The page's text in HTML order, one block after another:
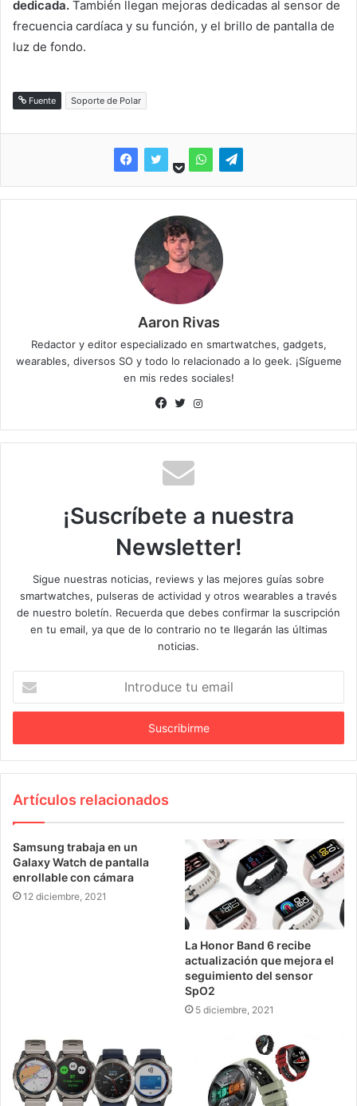
dedicada. También llegan mejoras dedicadas al sensor de
frecuencia cardíaca y su función, y el brillo de pantalla de
luz de fondo.
Fuente Soporte de Polar
Aaron Rivas
Redactor y editor especializado en smartwatches, gadgets,
wearables, diversos SO y todo lo relacionado a lo geek. ¡Sígueme
en mis redes sociales!
a
c
e
o
k
w
i
t
e
I
a
m
¡Suscríbete a nuestra
Newsletter!
Sigue nuestras noticias, reviews y las mejores guías sobre
smartwatches, pulseras de actividad y otros wearables a través
de nuestro boletín. Recuerda que debes confirmar la suscripción
en tu email, ya que de lo contrario no te llegarán las últimas
noticias.
t
o
d
c
t
u
e
m
a
Artículos relacionados
Samsung trabaja en un
Galaxy Watch de pantalla
enrollable con cámara
12 diciembre, 2021
La Honor Band 6 recibe
actualización que mejora el
seguimiento del sensor
SpO2
5 diciembre, 2021